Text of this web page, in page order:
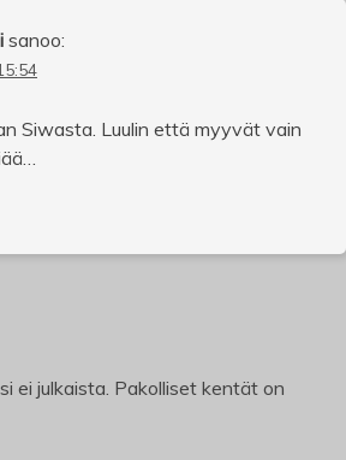
sanoo:
Siwasta. Luulin että myyvät vain
ei julkaista. Pakolliset kentät on